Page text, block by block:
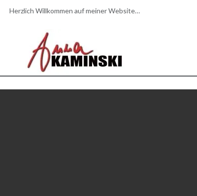
Herzlich Willkommen auf meiner Website…